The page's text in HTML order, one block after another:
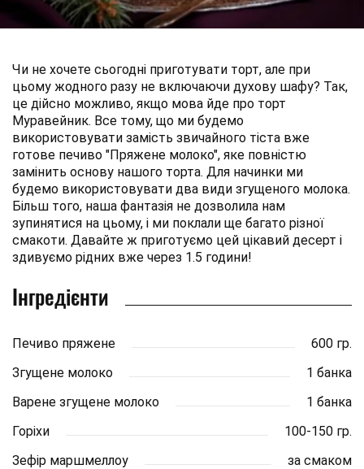
Чи не хочете сьогодні приготувати торт, але при
цьому жодного разу не включаючи духову шафу? Так,
це дійсно можливо, якщо мова йде про торт
Муравейник. Все тому, що ми будемо
використовувати замість звичайного тіста вже
готове печиво "Пряжене молоко", яке повністю
замінить основу нашого торта. Для начинки ми
будемо використовувати два види згущеного молока.
Більш того, наша фантазія не дозволила нам
зупинятися на цьому, і ми поклали ще багато різної
смакоти. Давайте ж приготуємо цей цікавий десерт і
здивуємо рідних вже через 1.5 години!
Інгредієнти
Печиво пряжене
600 гр.
Згущене молоко
1 банка
Варене згущене молоко
1 банка
Горіхи
100-150 гр.
Зефір маршмеллоу
за смаком